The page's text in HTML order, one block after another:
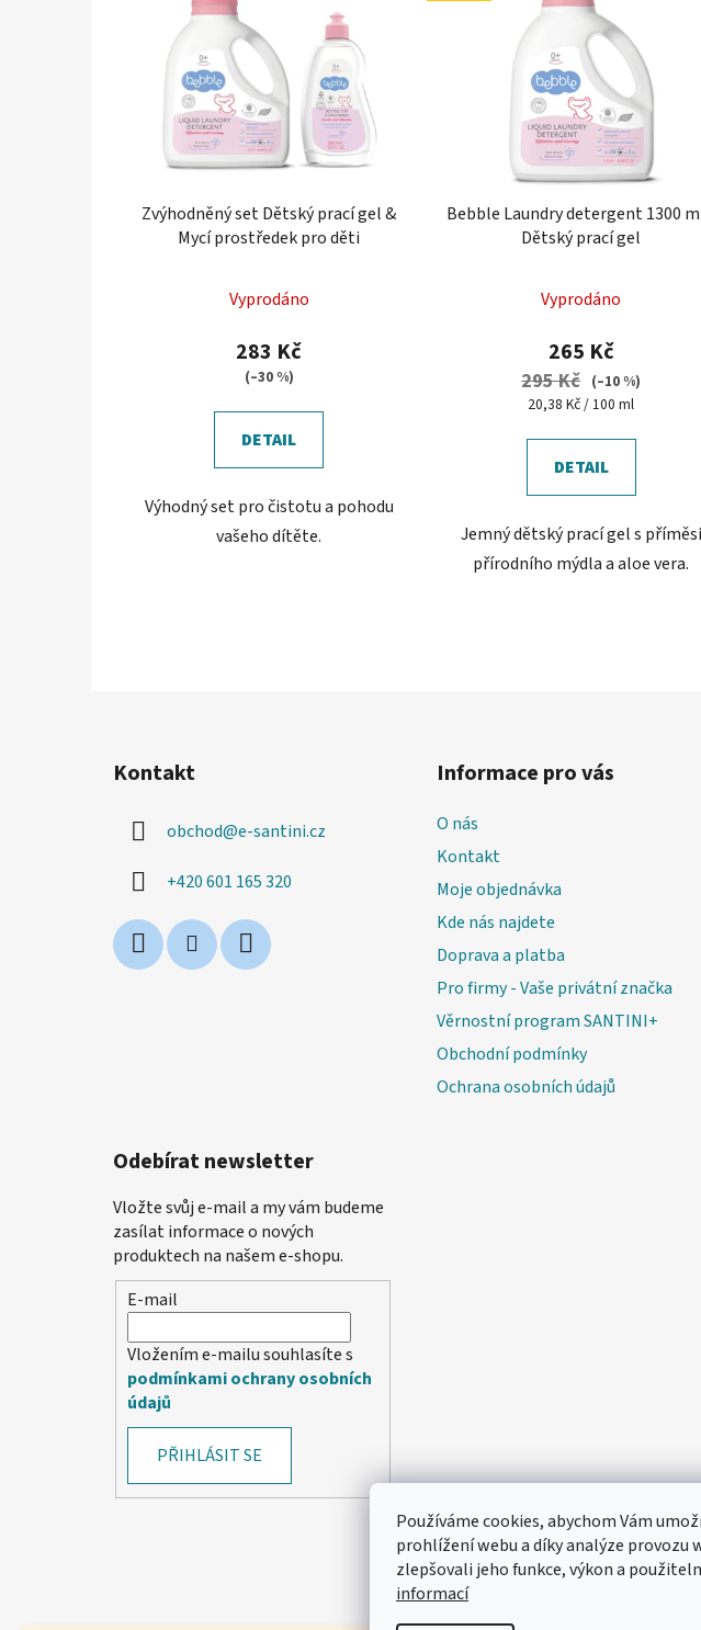
Používáme cookies, abychom Vám
prohlížení webu a díky analýze provozu
zlepšovali jeho funkce, výkon a
informací
Zvýhodněný set Dětský prací gel &
Mycí prostředek pro děti
Vyprodáno
283 Kč
(–30 %)
DETAIL
Výhodný set pro čistotu a pohodu
vašeho dítěte.
Bebble Laundry detergent 1300
Dětský prací gel
Vyprodáno
265 Kč
295 Kč (–10 %)
Měrná
20,38 Kč / 100 ml
DETAIL
Jemný dětský prací gel s příměsí
přírodního mýdla a aloe vera.
Kontakt
obchod@e-santini.cz
+420 601 165 320
Informace pro vás
O nás
Kontakt
Moje objednávka
Kde nás najdete
Doprava a platba
Pro firmy - Vaše privátní značka
Věrnostní program SANTINI+
Obchodní podmínky
Ochrana osobních údajů
Odebírat newsletter
Vložte svůj e-mail a my vám budeme
zasílat informace o nových
produktech na našem e-shopu.
E-mail
Vložením e-mailu souhlasíte s
podmínkami ochrany osobních
údajů
PŘIHLÁSIT SE